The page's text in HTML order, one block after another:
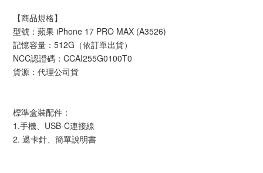
【商品規格】
型號：蘋果 iPhone 17 PRO MAX (A3526)
記憶容量：512G（依訂單出貨）
NCC認證碼：CCAI255G0100T0
貨源：代理公司貨
標準盒裝配件：
1.手機、USB-C連接線
2. 退卡針、簡單說明書